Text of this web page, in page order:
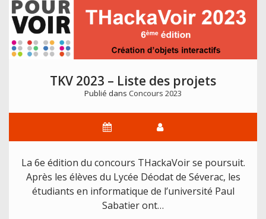
des
émotions
TKV 2023 – Liste des projets
Publié dans Concours 2023
La 6e édition du concours THackaVoir se poursuit.
Après les élèves du Lycée Déodat de Séverac, les
étudiants en informatique de l’université Paul
Sabatier ont…